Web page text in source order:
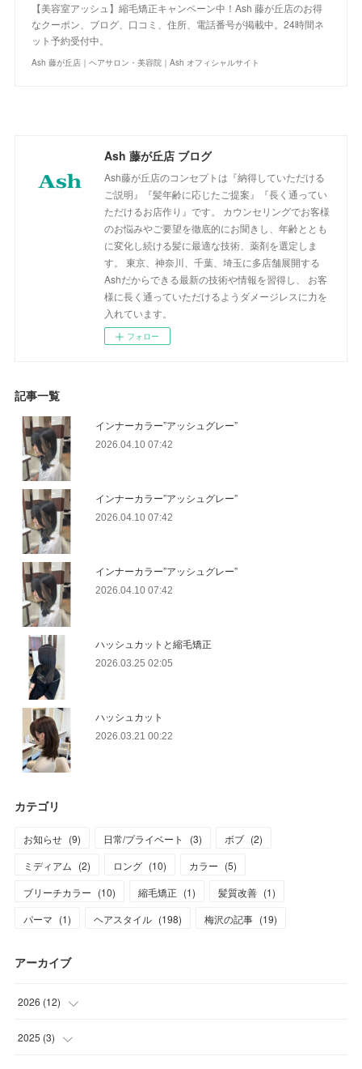
【美容室アッシュ】縮毛矯正キャンペーン中！Ash 藤が丘店のお得
なクーポン、ブログ、口コミ、住所、電話番号が掲載中。24時間ネ
ット予約受付中。
Ash 藤が丘店｜ヘアサロン・美容院｜Ash オフィシャルサイト
Ash 藤が丘店 ブログ
Ash藤が丘店のコンセプトは『納得していただける
ご説明』『髪年齢に応じたご提案』『長く通ってい
ただけるお店作り』です。 カウンセリングでお客様
のお悩みやご要望を徹底的にお聞きし、年齢ととも
に変化し続ける髪に最適な技術、薬剤を選定しま
す。 東京、神奈川、千葉、埼玉に多店舗展開する
Ashだからできる最新の技術や情報を習得し、 お客
様に長く通っていただけるようダメージレスに力を
入れています。
フォロー
記事一覧
インナーカラー”アッシュグレー”
2026.04.10 07:42
インナーカラー”アッシュグレー”
2026.04.10 07:42
インナーカラー”アッシュグレー”
2026.04.10 07:42
ハッシュカットと縮毛矯正
2026.03.25 02:05
ハッシュカット
2026.03.21 00:22
カテゴリ
お知らせ (9) 日常/プライベート (3) ボブ (2)
ミディアム (2) ロング (10) カラー (5)
ブリーチカラー (10) 縮毛矯正 (1) 髪質改善 (1)
パーマ (1) ヘアスタイル (198) 梅沢の記事 (19)
アーカイブ
2026 (12)
( )
2025 (3)